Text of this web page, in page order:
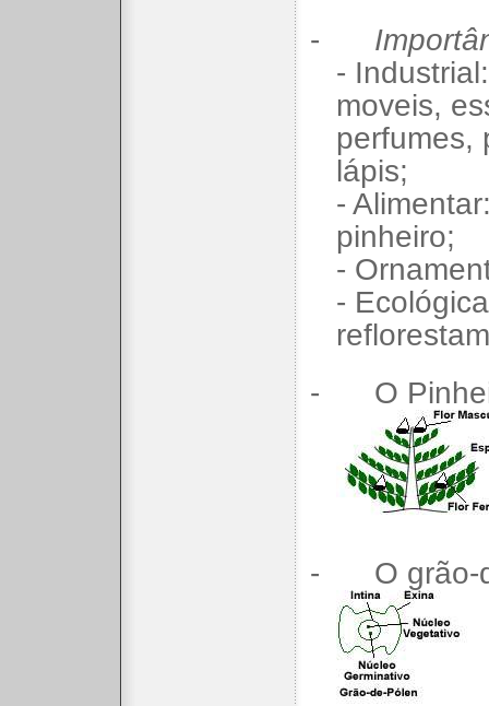
-
-
moveis,
perfumes,
lápis;
-
pinheiro;
-
-
-
O
- O grão-